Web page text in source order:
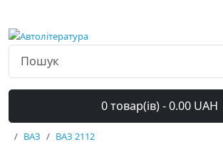
0 товар(ів) - 0.00 UAH
ВАЗ ВАЗ 2112